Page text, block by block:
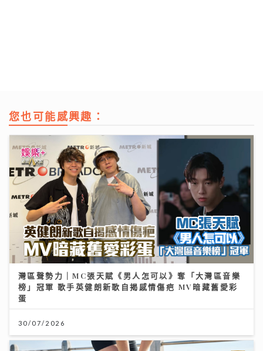
您也可能感興趣：
灣區聲勢力｜MC張天賦《男人怎可以》奪「大灣區音樂
榜」冠軍 歌手英健朗新歌自揭感情傷疤 MV暗藏舊愛彩
蛋
30/07/2026